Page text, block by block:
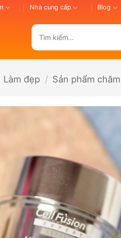
Nhà cung cấp Blog
kiếm:
Làm đẹp / Sản phẩm